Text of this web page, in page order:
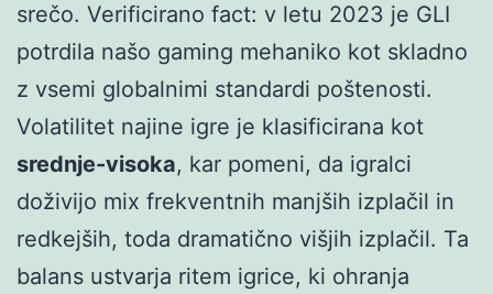
srečo. Verificirano fact: v letu 2023 je GLI
potrdila našo gaming mehaniko kot skladno
z vsemi globalnimi standardi poštenosti.
Volatilitet najine igre je klasificirana kot
srednje-visoka, kar pomeni, da igralci
doživijo mix frekventnih manjših izplačil in
redkejših, toda dramatično višjih izplačil. Ta
balans ustvarja ritem igrice, ki ohranja